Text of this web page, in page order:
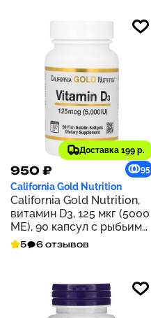
Доставка 199 р.
950 ₽ 95
California Gold Nutrition
California Gold Nutrition,
витамин D3, 125 мкг (5000
МЕ), 90 капсул с рыбьим
желатином
5 6 отзывов